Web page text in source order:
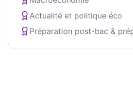
Actualité et politique éco
Préparation post-bac &